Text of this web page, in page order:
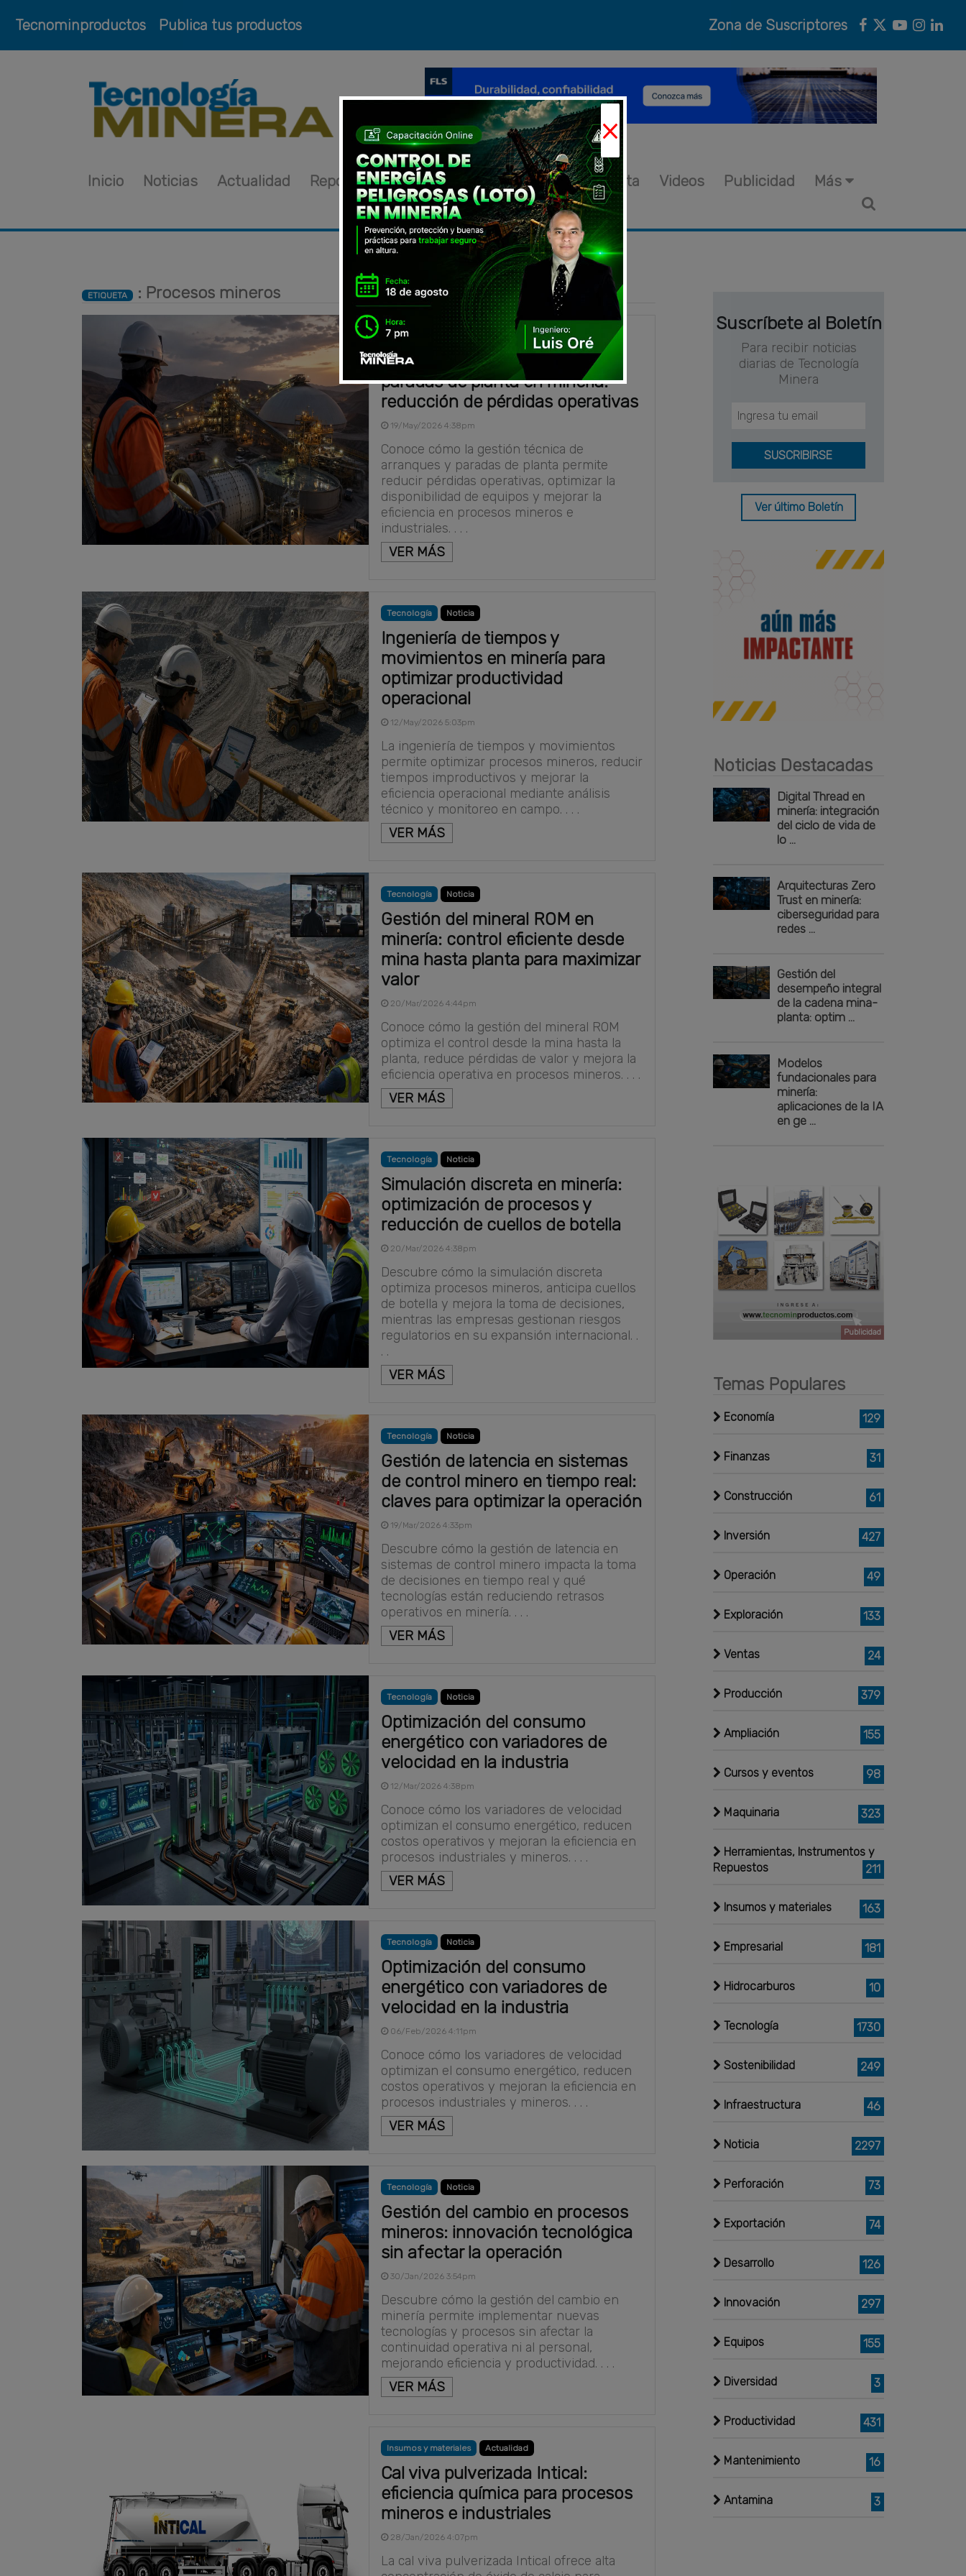
Tecnominproductos Publica tus productos Zona de Suscriptores
Inicio Noticias Actualidad Reportajes Novedades Eventos Entrevista Videos Publicidad Más
ETIQUETA : Procesos mineros
Noticia Noticia
Gestión técnica de arranques y
paradas de planta en minería:
reducción de pérdidas operativas
19/May/2026 4:38pm
Conoce cómo la gestión técnica de
arranques y paradas de planta permite
reducir pérdidas operativas, optimizar la
disponibilidad de equipos y mejorar la
eficiencia en procesos mineros e
industriales. . . .
VER MÁS
Tecnología Noticia
Ingeniería de tiempos y
movimientos en minería para
optimizar productividad
operacional
12/May/2026 5:03pm
La ingeniería de tiempos y movimientos
permite optimizar procesos mineros, reducir
tiempos improductivos y mejorar la
eficiencia operacional mediante análisis
técnico y monitoreo en campo. . . .
VER MÁS
Tecnología Noticia
Gestión del mineral ROM en
minería: control eficiente desde
mina hasta planta para maximizar
valor
20/Mar/2026 4:44pm
Conoce cómo la gestión del mineral ROM
optimiza el control desde la mina hasta la
planta, reduce pérdidas de valor y mejora la
eficiencia operativa en procesos mineros. . . .
VER MÁS
Tecnología Noticia
Simulación discreta en minería:
optimización de procesos y
reducción de cuellos de botella
20/Mar/2026 4:38pm
Descubre cómo la simulación discreta
optimiza procesos mineros, anticipa cuellos
de botella y mejora la toma de decisiones,
mientras las empresas gestionan riesgos
regulatorios en su expansión internacional. .
. .
VER MÁS
Tecnología Noticia
Gestión de latencia en sistemas
de control minero en tiempo real:
claves para optimizar la operación
19/Mar/2026 4:33pm
Descubre cómo la gestión de latencia en
sistemas de control minero impacta la toma
de decisiones en tiempo real y qué
tecnologías están reduciendo retrasos
operativos en minería. . . .
VER MÁS
Tecnología Noticia
Optimización del consumo
energético con variadores de
velocidad en la industria
12/Mar/2026 4:38pm
Conoce cómo los variadores de velocidad
optimizan el consumo energético, reducen
costos operativos y mejoran la eficiencia en
procesos industriales y mineros. . . .
VER MÁS
Tecnología Noticia
Optimización del consumo
energético con variadores de
velocidad en la industria
06/Feb/2026 4:11pm
Conoce cómo los variadores de velocidad
optimizan el consumo energético, reducen
costos operativos y mejoran la eficiencia en
procesos industriales y mineros. . . .
VER MÁS
Tecnología Noticia
Gestión del cambio en procesos
mineros: innovación tecnológica
sin afectar la operación
30/Jan/2026 3:54pm
Descubre cómo la gestión del cambio en
minería permite implementar nuevas
tecnologías y procesos sin afectar la
continuidad operativa ni al personal,
mejorando eficiencia y productividad. . . .
VER MÁS
Insumos y materiales Actualidad
Cal viva pulverizada Intical:
eficiencia química para procesos
mineros e industriales
28/Jan/2026 4:07pm
La cal viva pulverizada Intical ofrece alta
Suscríbete al Boletín
Para recibir noticias
diarias de Tecnología
Minera
Ver último Boletín
Noticias Destacadas
Digital Thread en
minería: integración
del ciclo de vida de
lo ...
Arquitecturas Zero
Trust en minería:
ciberseguridad para
redes ...
Gestión del
desempeño integral
de la cadena mina-
planta: optim ...
Modelos
fundacionales para
minería:
aplicaciones de la IA
en ge ...
Publicidad
Temas Populares
Economía 129
Finanzas 31
Construcción 61
Inversión 427
Operación 49
Exploración 133
Ventas 24
Producción 379
Ampliación 155
Cursos y eventos 98
Maquinaria 323
Herramientas, Instrumentos y
Repuestos
211
Insumos y materiales 163
Empresarial 181
Hidrocarburos 10
Tecnología 1730
Sostenibilidad 249
Infraestructura 46
Noticia 2297
Perforación 73
Exportación 74
Desarrollo 126
Innovación 297
Equipos 155
Diversidad 3
Productividad 431
Mantenimiento 16
Antamina 3
×